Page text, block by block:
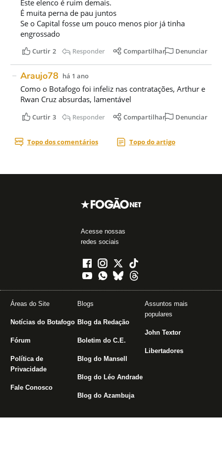
Acesse nossas
redes sociais
Áreas do Site
Notícias do Botafogo
Fórum
Política de
Privacidade
Fale Conosco
Blogs
Blog da Redação
Boletim do C.E.
Blog do Mansell
Blog do Léo Andrade
Blog do Azambuja
Assuntos mais
populares
John Textor
Libertadores